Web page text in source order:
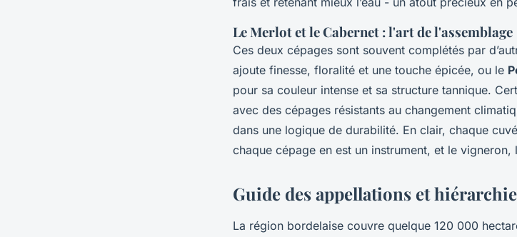
Le Merlot et le Cabernet : l'art de l'assemblage
Ces deux cépages sont souvent complétés par
ajoute finesse, floralité et une touche épicée, ou le
pour sa couleur intense et sa structure tannique.
avec des cépages résistants au changement
dans une logique de durabilité. En clair, chaque
chaque cépage en est un instrument, et le vigneron,
Guide des appellations et
La région bordelaise couvre quelque 120 000